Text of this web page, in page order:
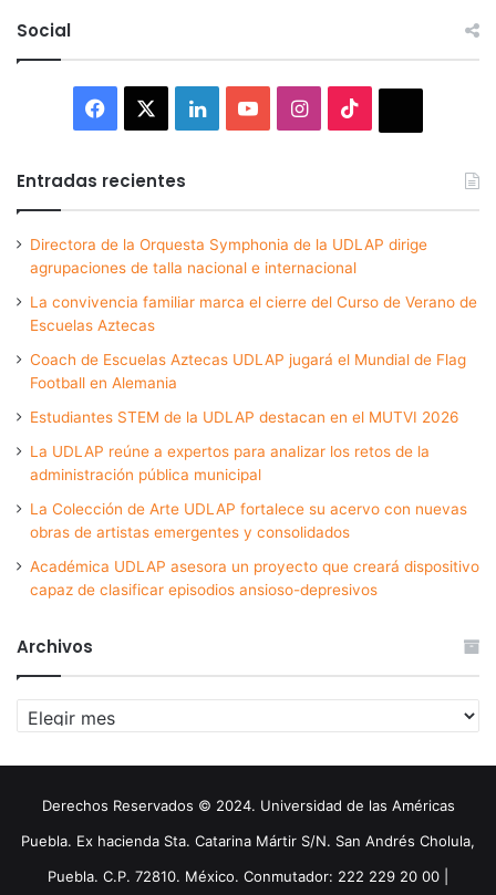
Social
Facebook LinkedInYouTubeInstagram
Entradas recientes
Directora de la Orquesta Symphonia de la UDLAP dirige
agrupaciones de talla nacional e internacional
La convivencia familiar marca el cierre del Curso de Verano de
Escuelas Aztecas
Coach de Escuelas Aztecas UDLAP jugará el Mundial de Flag
Football en Alemania
Estudiantes STEM de la UDLAP destacan en el MUTVI 2026
La UDLAP reúne a expertos para analizar los retos de la
administración pública municipal
La Colección de Arte UDLAP fortalece su acervo con nuevas
obras de artistas emergentes y consolidados
Académica UDLAP asesora un proyecto que creará dispositivo
capaz de clasificar episodios ansioso-depresivos
Archivos
Archivos
Derechos Reservados © 2024. Universidad de las Américas
Puebla. Ex hacienda Sta. Catarina Mártir S/N. San Andrés Cholula,
Puebla. C.P. 72810. México. Conmutador: 222 229 20 00 |